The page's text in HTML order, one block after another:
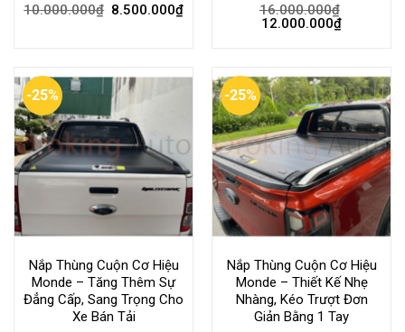
Rated
10.000.000₫ 8.500.000₫
Rated
4.50out
16.000.000₫
12.000.000₫
-25%
Nắp Thùng Cuộn Cơ Hiệu
Monde – Tăng Thêm Sự
Đẳng Cấp, Sang Trọng Cho
Xe Bán Tải
-25%
Nắp Thùng Cuộn Cơ Hiệu
Monde – Thiết Kế Nhẹ
Nhàng, Kéo Trượt Đơn
Giản Bằng 1 Tay